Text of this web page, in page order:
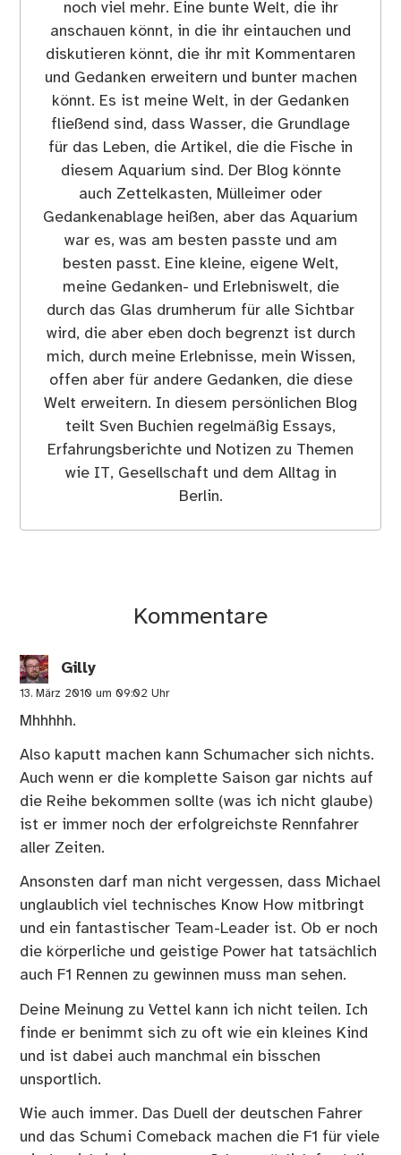
noch viel mehr. Eine bunte Welt, die ihr
anschauen könnt, in die ihr eintauchen und
diskutieren könnt, die ihr mit Kommentaren
und Gedanken erweitern und bunter machen
könnt. Es ist meine Welt, in der Gedanken
fließend sind, dass Wasser, die Grundlage
für das Leben, die Artikel, die die Fische in
diesem Aquarium sind. Der Blog könnte
auch Zettelkasten, Mülleimer oder
Gedankenablage heißen, aber das Aquarium
war es, was am besten passte und am
besten passt. Eine kleine, eigene Welt,
meine Gedanken- und Erlebniswelt, die
durch das Glas drumherum für alle Sichtbar
wird, die aber eben doch begrenzt ist durch
mich, durch meine Erlebnisse, mein Wissen,
offen aber für andere Gedanken, die diese
Welt erweitern. In diesem persönlichen Blog
teilt Sven Buchien regelmäßig Essays,
Erfahrungsberichte und Notizen zu Themen
wie IT, Gesellschaft und dem Alltag in
Berlin.
Kommentare
Gilly
13. März 2010 um 09:02 Uhr
Mhhhhh.
Also kaputt machen kann Schumacher sich nichts.
Auch wenn er die komplette Saison gar nichts auf
die Reihe bekommen sollte (was ich nicht glaube)
ist er immer noch der erfolgreichste Rennfahrer
aller Zeiten.
Ansonsten darf man nicht vergessen, dass Michael
unglaublich viel technisches Know How mitbringt
und ein fantastischer Team-Leader ist. Ob er noch
die körperliche und geistige Power hat tatsächlich
auch F1 Rennen zu gewinnen muss man sehen.
Deine Meinung zu Vettel kann ich nicht teilen. Ich
finde er benimmt sich zu oft wie ein kleines Kind
und ist dabei auch manchmal ein bisschen
unsportlich.
Wie auch immer. Das Duell der deutschen Fahrer
und das Schumi Comeback machen die F1 für viele